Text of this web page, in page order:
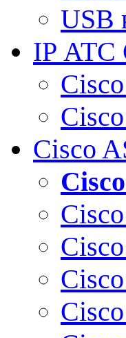
USB
IP АТС
Cisco